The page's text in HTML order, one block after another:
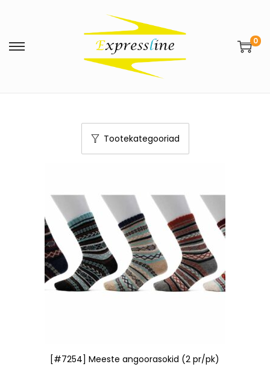
0
Tootekategooriad
[#7254] Meeste angoorasokid (2 pr/pk)